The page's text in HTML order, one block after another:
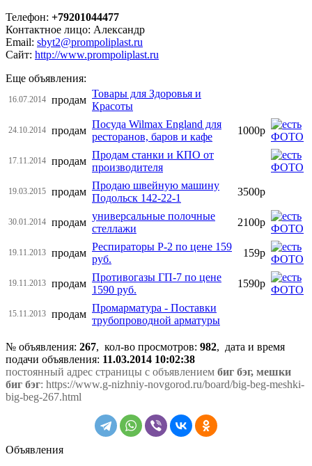
Телефон: +79201044477
Контактное лицо: Александр
Email: sbyt2@prompoliplast.ru
Сайт: http://www.prompoliplast.ru
Еще объявления:
16.07.2014 продам
Товары для Здоровья и
Красоты
24.10.2014 продам
Посуда Wilmax England для
ресторанов, баров и кафе
1000р
17.11.2014 продам
Продам станки и КПО от
производителя
19.03.2015 продам
Продаю швейную машину
Подольск 142-22-1
3500р
30.01.2014 продам
универсальные полочные
стеллажи
2100р
19.11.2013 продам
Респираторы Р-2 по цене 159
руб.
159р
19.11.2013 продам
Противогазы ГП-7 по цене
1590 руб.
1590р
15.11.2013 продам
Промарматура - Поставки
трубопроводной арматуры
№ объявления: 267, кол-во просмотров: 982, дата и время
подачи объявления: 11.03.2014 10:02:38
постоянный адрес страницы с объявлением биг бэг, мешки
биг бэг: https://www.g-nizhniy-novgorod.ru/board/big-beg-meshki-
big-beg-267.html
Объявления